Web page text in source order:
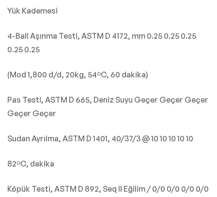
Yük Kademesi
4-Ball Aşınma Testi, ASTM D 4172, mm 0.25 0.25 0.25
0.25 0.25
(Mod 1,800 d/d, 20kg, 54ºC, 60 dakika)
Pas Testi, ASTM D 665, Deniz Suyu Geçer Geçer Geçer
Geçer Geçer
Sudan Ayrılma, ASTM D 1401, 40/37/3 @ 10 10 10 10 10
82ºC, dakika
Köpük Testi, ASTM D 892, Seq II Eğilim / 0/0 0/0 0/0 0/0